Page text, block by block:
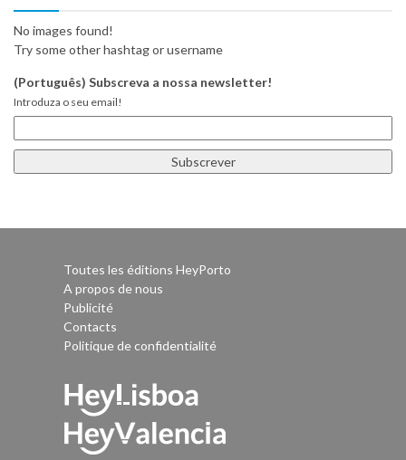
No images found!
Try some other hashtag or username
(Português) Subscreva a nossa newsletter!
Introduza o seu email!
Toutes les éditions HeyPorto
A propos de nous
Publicité
Contacts
Politique de confidentialité